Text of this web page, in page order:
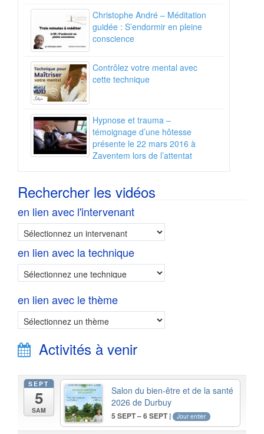
Christophe André – Méditation
guidée : S’endormir en pleine
conscience
Contrôlez votre mental avec
cette technique
Hypnose et trauma –
témoignage d’une hôtesse
présente le 22 mars 2016 à
Zaventem lors de l’attentat
Rechercher les vidéos
en lien avec l'intervenant
en lien avec la technique
en lien avec le thème
Activités à venir
SEPT
5
SAM
Salon du bien-être et de la santé
2026 de Durbuy
5 SEPT – 6 SEPT | Jour entier